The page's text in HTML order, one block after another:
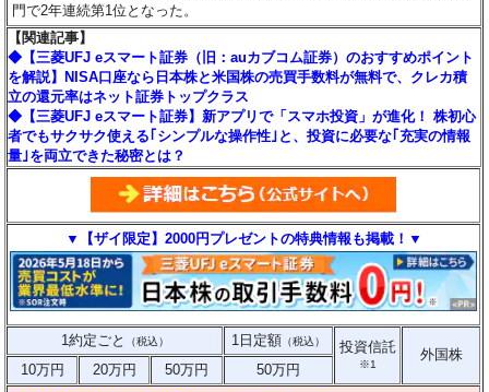
門で2年連続第1位となった。
【関連記事】
◆【三菱UFJ eスマート証券（旧：auカブコム証券）のおすすめポイント
を解説】NISA口座なら日本株と米国株の売買手数料が無料で、クレカ積
立の還元率はネット証券トップクラス
◆【三菱UFJ eスマート証券】新アプリで「スマホ投資」が進化！ 株初心
者でもサクサク使える｢シンプルな操作性｣と、投資に必要な｢充実の情報
量｣を両立できた秘密とは？
▼【ザイ限定】2000円プレゼントの特典情報も掲載！▼
1約定ごと （税込） 1日定額 （税込） 投資信託
※1
外国株
10万円
20万円 50万円 50万円